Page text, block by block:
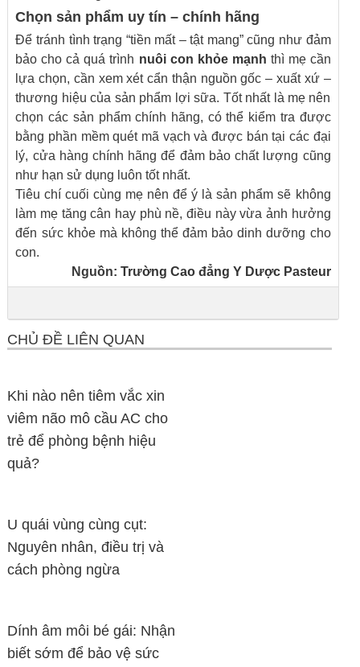
Chọn sản phẩm uy tín – chính hãng
Để tránh tình trạng “tiền mất – tật mang” cũng như đảm
bảo cho cả quá trình nuôi con khỏe mạnh thì mẹ cần
lựa chọn, cần xem xét cẩn thận nguồn gốc – xuất xứ –
thương hiệu của sản phẩm lợi sữa. Tốt nhất là mẹ nên
chọn các sản phẩm chính hãng, có thể kiểm tra được
bằng phần mềm quét mã vạch và được bán tại các đại
lý, cửa hàng chính hãng để đảm bảo chất lượng cũng
như hạn sử dụng luôn tốt nhất.
Tiêu chí cuối cùng mẹ nên để ý là sản phẩm sẽ không
làm mẹ tăng cân hay phù nề, điều này vừa ảnh hưởng
đến sức khỏe mà không thể đảm bảo dinh dưỡng cho
con.
Nguồn: Trường Cao đẳng Y Dược Pasteur
CHỦ ĐỀ LIÊN QUAN
Khi nào nên tiêm vắc xin
viêm não mô cầu AC cho
trẻ để phòng bệnh hiệu
quả?
U quái vùng cùng cụt:
Nguyên nhân, điều trị và
cách phòng ngừa
Dính âm môi bé gái: Nhận
biết sớm để bảo vệ sức